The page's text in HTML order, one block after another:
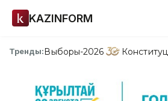
KAZINFORM
Тренды:Выборы-2026